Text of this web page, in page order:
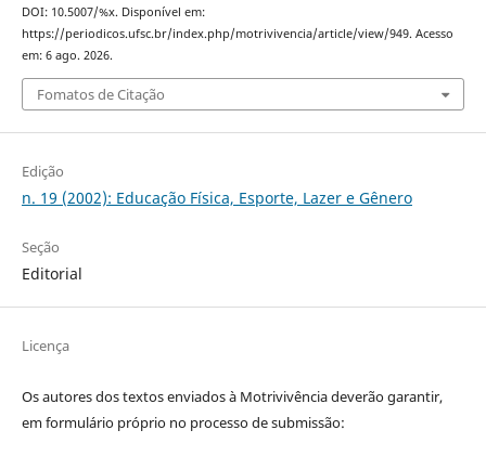
DOI: 10.5007/%x. Disponível em:
https://periodicos.ufsc.br/index.php/motrivivencia/article/view/949. Acesso
em: 6 ago. 2026.
Fomatos de Citação
Edição
n. 19 (2002): Educação Física, Esporte, Lazer e Gênero
Seção
Editorial
Licença
Os autores dos textos enviados à Motrivivência deverão garantir,
em formulário próprio no processo de submissão: